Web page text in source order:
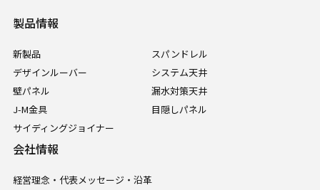
製品情報
新製品
スパンドレル
デザインルーバー
システム天井
壁パネル
漏水対策天井
J-M金具
目隠しパネル
サイディングジョイナー
会社情報
経営理念・代表メッセージ・沿革